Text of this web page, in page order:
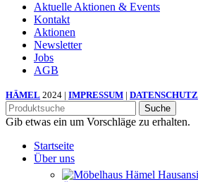
Aktuelle Aktionen & Events
Kontakt
Aktionen
Newsletter
Jobs
AGB
HÄMEL 2024 | IMPRESSUM | DATENSCHUTZ
Suche
Gib etwas ein um Vorschläge zu erhalten.
Startseite
Über uns